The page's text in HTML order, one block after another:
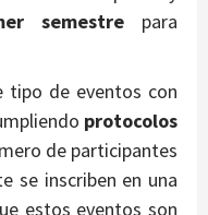
semestre para
tipo de eventos con
protocolos
de participantes
se inscriben en una
estos eventos son